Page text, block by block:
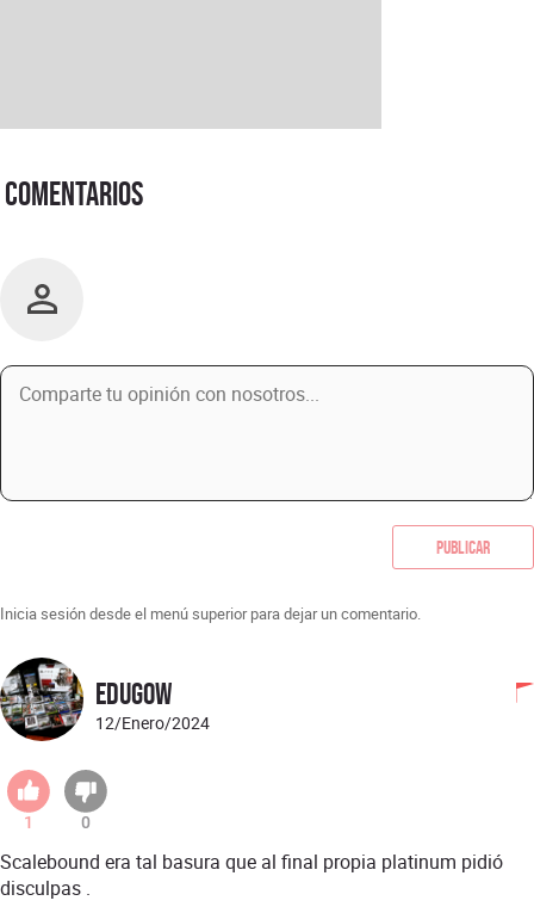
Comentarios
Publicar
Inicia sesión desde el menú superior para dejar un comentario.
Edugow
12/Enero/2024
1 0
Scalebound era tal basura que al final propia platinum pidió
disculpas .